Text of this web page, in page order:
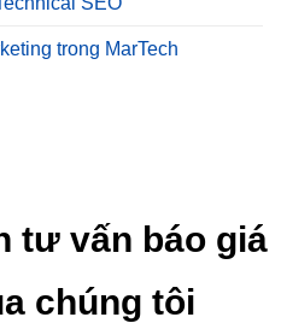
trong MarTech
tư vấn báo giá
chúng tôi